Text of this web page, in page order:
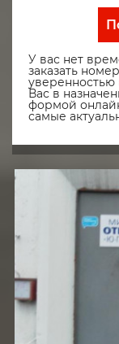
У вас нет
заказать
уверенностью
Вас в
формой
самые